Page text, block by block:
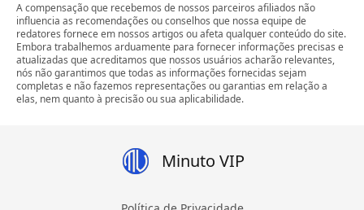
A compensação que recebemos de nossos parceiros afiliados não
influencia as recomendações ou conselhos que nossa equipe de
redatores fornece em nossos artigos ou afeta qualquer conteúdo do site.
Embora trabalhemos arduamente para fornecer informações precisas e
atualizadas que acreditamos que nossos usuários acharão relevantes,
nós não garantimos que todas as informações fornecidas sejam
completas e não fazemos representações ou garantias em relação a
elas, nem quanto à precisão ou sua aplicabilidade.
Minuto VIP